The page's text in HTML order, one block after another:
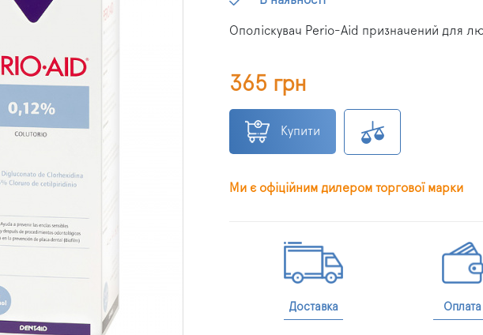
Ополіскувач Perio-Aid призначений для
365 грн
Купити
Ми є офіційним дилером торгової марки
Доставка Оплата